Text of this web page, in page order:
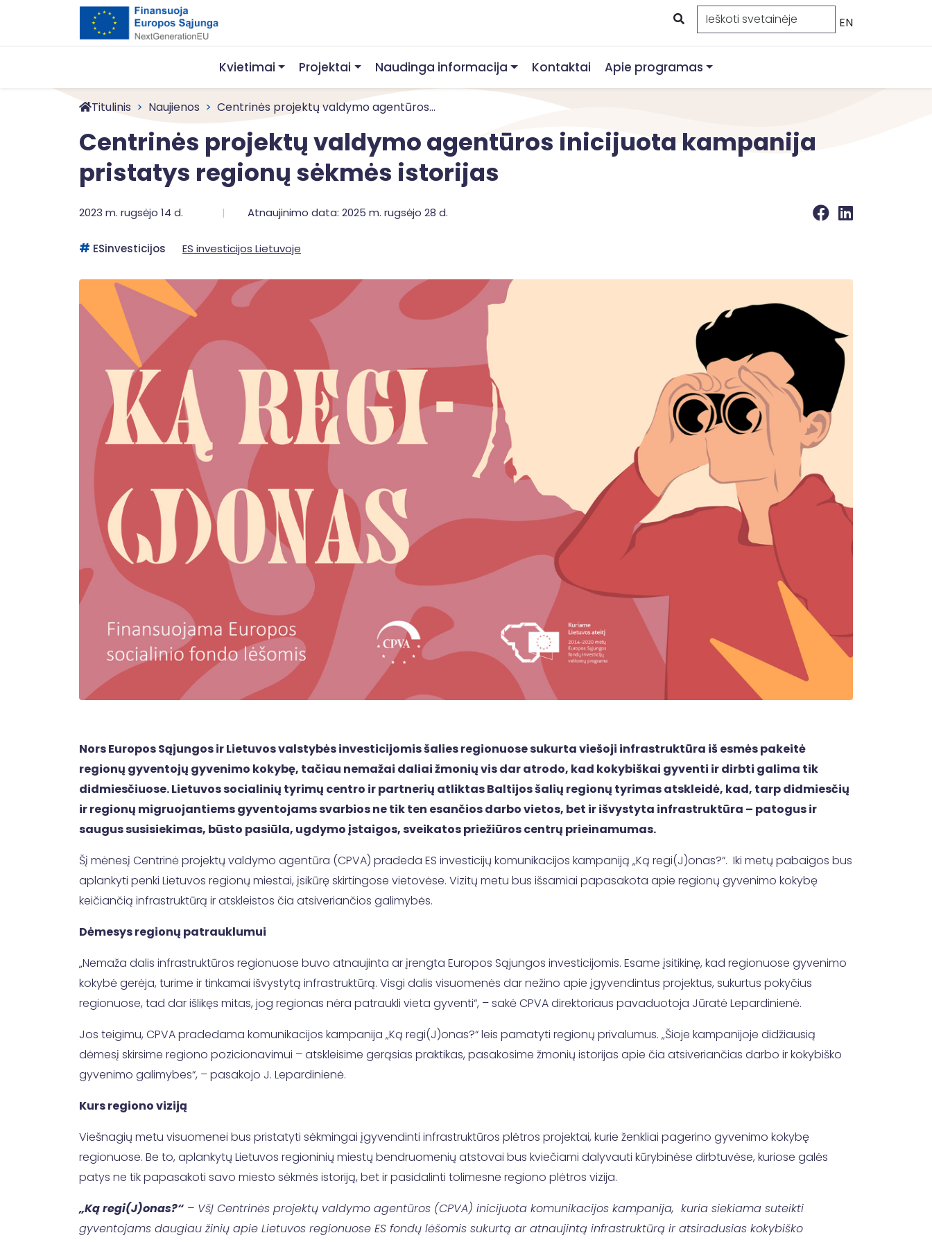
EN
Kvietimai Projektai Naudinga informacija Kontaktai Apie programas
Titulinis Naujienos Centrinės projektų valdymo agentūros...
Centrinės projektų valdymo agentūros inicijuota kampanija
pristatys regionų sėkmės istorijas
2023 m. rugsėjo 14 d. Atnaujinimo data: 2025 m. rugsėjo 28 d.
ESinvesticijos ES investicijos Lietuvoje
Nors Europos Sąjungos ir Lietuvos valstybės investicijomis šalies regionuose sukurta viešoji infrastruktūra iš esmės pakeitė
regionų gyventojų gyvenimo kokybę, tačiau nemažai daliai žmonių vis dar atrodo, kad kokybiškai gyventi ir dirbti galima tik
didmiesčiuose. Lietuvos socialinių tyrimų centro ir partnerių atliktas Baltijos šalių regionų tyrimas atskleidė, kad, tarp didmiesčių
ir regionų migruojantiems gyventojams svarbios ne tik ten esančios darbo vietos, bet ir išvystyta infrastruktūra – patogus ir
saugus susisiekimas, būsto pasiūla, ugdymo įstaigos, sveikatos priežiūros centrų prieinamumas.
Šį mėnesį Centrinė projektų valdymo agentūra (CPVA) pradeda ES investicijų komunikacijos kampaniją „Ką regi(J)onas?“. Iki metų pabaigos bus
aplankyti penki Lietuvos regionų miestai, įsikūrę skirtingose vietovėse. Vizitų metu bus išsamiai papasakota apie regionų gyvenimo kokybę
keičiančią infrastruktūrą ir atskleistos čia atsiveriančios galimybės.
Dėmesys regionų patrauklumui
„Nemaža dalis infrastruktūros regionuose buvo atnaujinta ar įrengta Europos Sąjungos investicijomis. Esame įsitikinę, kad regionuose gyvenimo
kokybė gerėja, turime ir tinkamai išvystytą infrastruktūrą. Visgi dalis visuomenės dar nežino apie įgyvendintus projektus, sukurtus pokyčius
regionuose, tad dar išlikęs mitas, jog regionas nėra patraukli vieta gyventi“, – sakė CPVA direktoriaus pavaduotoja Jūratė Lepardinienė.
Jos teigimu, CPVA pradedama komunikacijos kampanija „Ką regi(J)onas?“ leis pamatyti regionų privalumus. „Šioje kampanijoje didžiausią
dėmesį skirsime regiono pozicionavimui – atskleisime gerąsias praktikas, pasakosime žmonių istorijas apie čia atsiveriančias darbo ir kokybiško
gyvenimo galimybes“, – pasakojo J. Lepardinienė.
Kurs regiono viziją
Viešnagių metu visuomenei bus pristatyti sėkmingai įgyvendinti infrastruktūros plėtros projektai, kurie ženkliai pagerino gyvenimo kokybę
regionuose. Be to, aplankytų Lietuvos regioninių miestų bendruomenių atstovai bus kviečiami dalyvauti kūrybinėse dirbtuvėse, kuriose galės
patys ne tik papasakoti savo miesto sėkmės istoriją, bet ir pasidalinti tolimesne regiono plėtros vizija.
„Ką regi(J)onas?“ – VšĮ Centrinės projektų valdymo agentūros (CPVA) inicijuota komunikacijos kampanija, kuria siekiama suteikti
gyventojams daugiau žinių apie Lietuvos regionuose ES fondų lėšomis sukurtą ar atnaujintą infrastruktūrą ir atsiradusias kokybiško